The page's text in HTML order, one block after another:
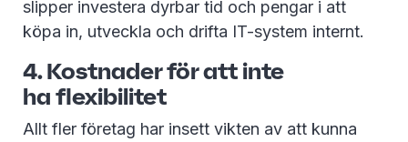
slipper investera dyrbar tid och pengar i att
köpa in, utveckla och drifta IT-system internt.
4. Kostnader för att inte
ha flexibilitet
Allt fler företag har insett vikten av att kunna